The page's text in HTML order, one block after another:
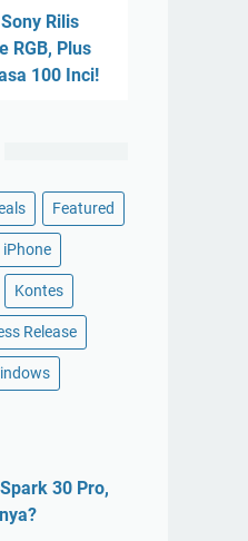
Rilis
RGB, Plus
100 Inci!
Featured
iPhone
Kontes
Release
30 Pro,